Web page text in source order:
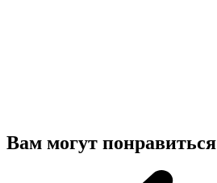
Вам могут понравиться